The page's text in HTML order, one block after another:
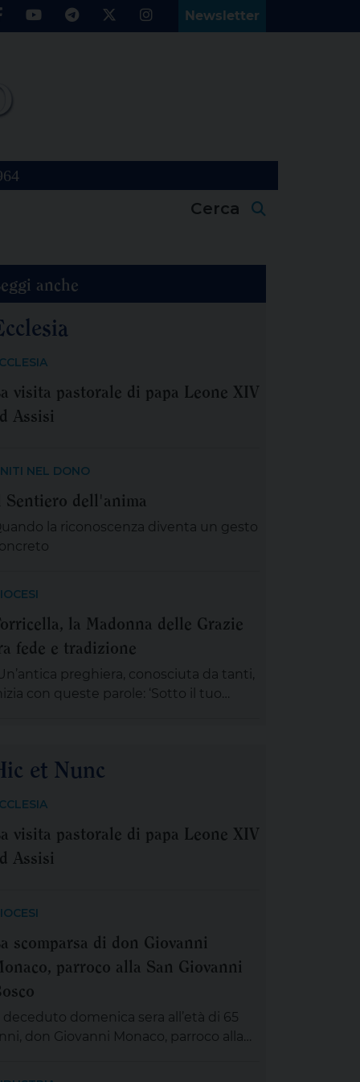
Newsletter
Cerca
anche
visita pastorale di papa Leone XIV
Assisi
NEL DONO
Sentiero dell'anima
la riconoscenza diventa un gesto
la Madonna delle Grazie
fede e tradizione
preghiera, conosciuta da tanti,
con queste parole: ‘Sotto il tuo
a vivere la festa della
Abbiamo certezza che in
tempo d’incertezza e segnato da
sofferenza e […]
et Nunc
visita pastorale di papa Leone XIV
Assisi
scomparsa di don Giovanni
parroco alla San Giovanni
deceduto domenica sera all’età di 65
don Giovanni Monaco, parroco alla